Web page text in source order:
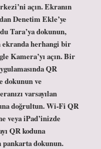
açın. Ekranın
Denetim Ekle’ye
Tara’ya dokunun,
ekranda herhangi bir
Kamera’yı açın. Bir
QR
dokunun ve
varsayılan
doğrultun. Wi-Fi QR
veya iPad’inizde
QR koduna
pankarta dokunun.